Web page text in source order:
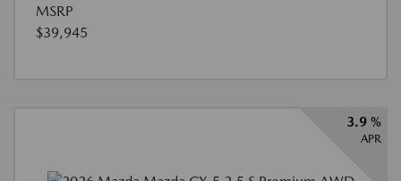
MSRP
$39,945
3.9 %
APR